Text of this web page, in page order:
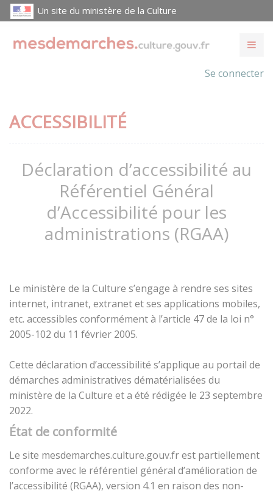
Un site du ministère de la Culture
Se connecter
ACCESSIBILITÉ
Déclaration d’accessibilité au
Référentiel Général
d’Accessibilité pour les
administrations (RGAA)
Le ministère de la Culture s’engage à rendre ses sites
internet, intranet, extranet et ses applications mobiles,
etc. accessibles conformément à l’article 47 de la loi n°
2005-102 du 11 février 2005.
Cette déclaration d’accessibilité s’applique au portail de
démarches administratives dématérialisées du
ministère de la Culture et a été rédigée le 23 septembre
2022.
État de conformité
Le site mesdemarches.culture.gouv.fr est partiellement
conforme avec le référentiel général d’amélioration de
l’accessibilité (RGAA), version 4.1 en raison des non-